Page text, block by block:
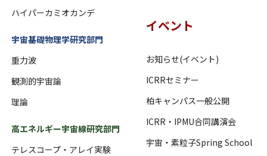
ハイパーカミオカンデ
宇宙基礎物理学研究部門
重力波
観測的宇宙論
理論
高エネルギー宇宙線研究部門
テレスコープ・アレイ実験
イベント
お知らせ(イベント)
ICRRセミナー
柏キャンパス一般公開
ICRR・IPMU合同講演会
宇宙・素粒子Spring School